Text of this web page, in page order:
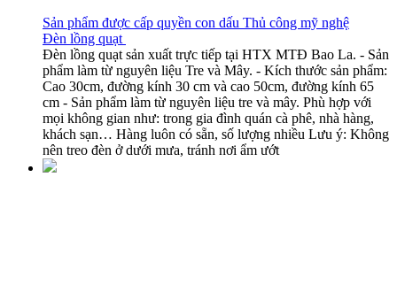
Sản phẩm được cấp quyền con dấu Thủ công mỹ nghệ
Đèn lồng quạt
Đèn lồng quạt sản xuất trực tiếp tại HTX MTĐ Bao La. - Sản
phẩm làm từ nguyên liệu Tre và Mây. - Kích thước sản phẩm:
Cao 30cm, đường kính 30 cm và cao 50cm, đường kính 65
cm - Sản phẩm làm từ nguyên liệu tre và mây. Phù hợp với
mọi không gian như: trong gia đình quán cà phê, nhà hàng,
khách sạn… Hàng luôn có sẵn, số lượng nhiều Lưu ý: Không
nên treo đèn ở dưới mưa, tránh nơi ẩm ướt